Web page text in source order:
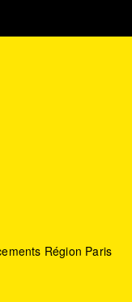
1 longueur:
Région Paris